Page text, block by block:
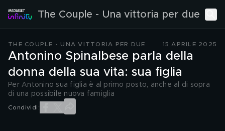
The Couple - Una vittoria per due
THE COUPLE - UNA VITTORIA PER DUE 15 APRILE 2025
Antonino Spinalbese parla della
donna della sua vita: sua figlia
Per Antonino sua figlia è al primo posto, anche al di sopra
di una possibile nuova famiglia
Condividi: